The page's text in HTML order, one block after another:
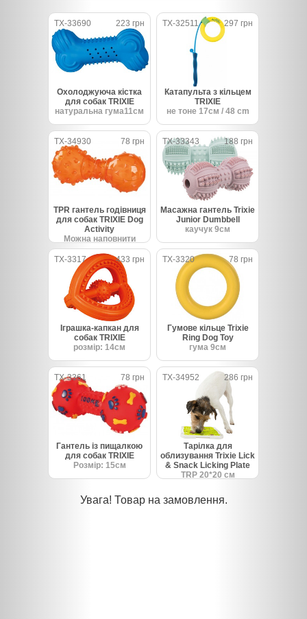
TX-33690 223 грн
Охолоджуюча кістка
для собак TRIXIE
натуральна гума11см
TX-32511 297 грн
Катапульта з кільцем
TRIXIE
не тоне 17см / 48 cm
TX-34930 78 грн
TPR гантель годівниця
для собак TRIXIE Dog
Activity
Можна наповнити
частуванням TRP 12см
TX-33343 188 грн
Масажна гантель Trixie
Junior Dumbbell
каучук 9см
TX-3317 433 грн
Іграшка-капкан для
собак TRIXIE
розмір: 14см
TX-3320 78 грн
Гумове кільце Trixie
Ring Dog Toy
гума 9см
TX-3361 78 грн
Гантель із пищалкою
для собак TRIXIE
Розмір: 15см
TX-34952 286 грн
Тарілка для
облизування Trixie Lick
& Snack Licking Plate
TRP 20*20 см
Увага! Товар на замовлення.